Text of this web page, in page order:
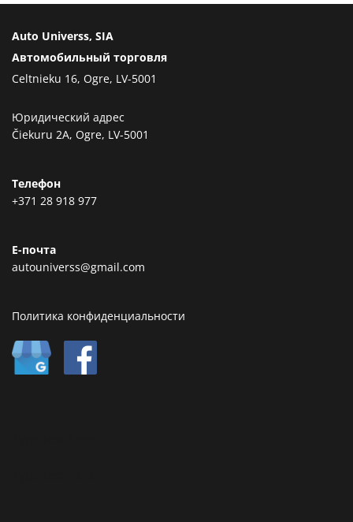
Auto Universs, SIA
Автомобильный торговля
Celtnieku 16, Ogre, LV-5001
Юридический адрес
Čiekuru 2A, Ogre, LV-5001
Телефон
+371 28 918 977
Е-почта
autouniverss@gmail.com
Политика конфиденциальности